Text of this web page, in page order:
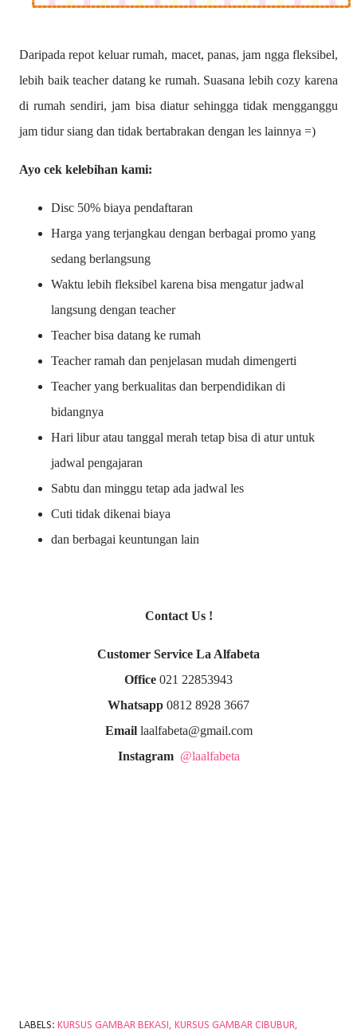
Daripada repot keluar rumah, macet, panas, jam ngga fleksibel,
lebih baik teacher datang ke rumah. Suasana lebih cozy karena
di rumah sendiri, jam bisa diatur sehingga tidak mengganggu
jam tidur siang dan tidak bertabrakan dengan les lainnya =)
Ayo cek kelebihan kami:
Disc 50% biaya pendaftaran
Harga yang terjangkau dengan berbagai promo yang
sedang berlangsung
Waktu lebih fleksibel karena bisa mengatur jadwal
langsung dengan teacher
Teacher bisa datang ke rumah
Teacher ramah dan penjelasan mudah dimengerti
Teacher yang berkualitas dan berpendidikan di
bidangnya
Hari libur atau tanggal merah tetap bisa di atur untuk
jadwal pengajaran
Sabtu dan minggu tetap ada jadwal les
Cuti tidak dikenai biaya
dan berbagai keuntungan lain
Contact Us !
Customer Service La Alfabeta
Office 021 22853943
Whatsapp 0812 8928 3667
Emaillaalfabeta@gmail.com
Instagram @laalfabeta
LABELS: KURSUS GAMBAR BEKASI KURSUS GAMBAR CIBUBUR